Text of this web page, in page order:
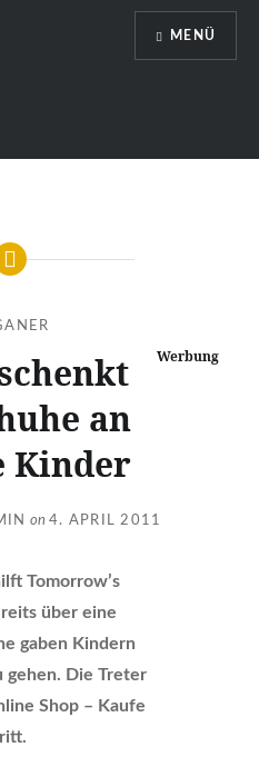
MENÜ
an
Kinder
Werbung
on 4. APRIL 2011
Tomorrow’s
über eine
gaben Kindern
gehen. Die Treter
Shop – Kaufe